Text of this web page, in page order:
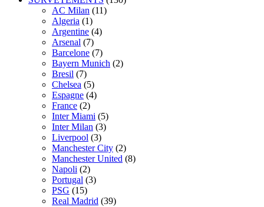
AC Milan (11)
Algeria (1)
Argentine (4)
Arsenal (7)
Barcelone (7)
Bayern Munich (2)
Bresil (7)
Chelsea (5)
Espagne (4)
France (2)
Inter Miami (5)
Inter Milan (3)
Liverpool (3)
Manchester City (2)
Manchester United (8)
Napoli (2)
Portugal (3)
PSG (15)
Real Madrid (39)